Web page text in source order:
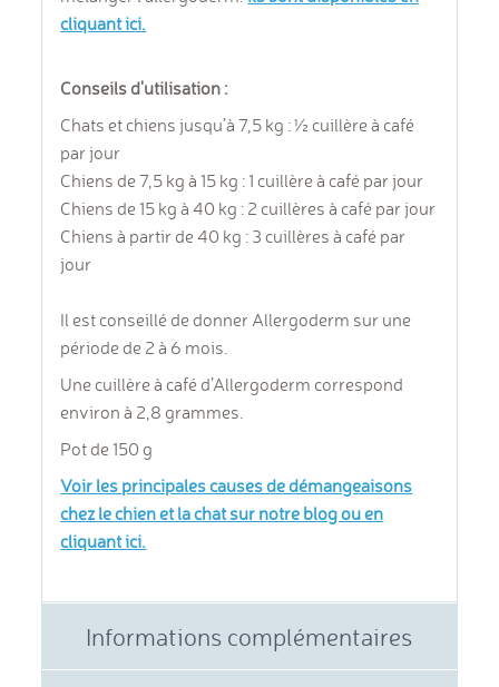
cliquant ici.
Conseils d'utilisation :
Chats et chiens jusqu’à 7,5 kg : ½ cuillère à café
par jour
Chiens de 7,5 kg à 15 kg : 1 cuillère à café par jour
Chiens de 15 kg à 40 kg : 2 cuillères à café par jour
Chiens à partir de 40 kg : 3 cuillères à café par
jour
Il est conseillé de donner Allergoderm sur une
période de 2 à 6 mois.
Une cuillère à café d’Allergoderm correspond
environ à 2,8 grammes.
Pot de 150 g
Voir les principales causes de démangeaisons
chez le chien et la chat sur notre blog ou en
cliquant ici.
Informations complémentaires